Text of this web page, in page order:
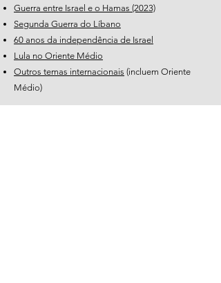
Guerra entre Israel e o Hamas (2023)
Segunda Guerra do Líbano
60 anos da independência de Israel
Lula no Oriente Médio
Outros temas internacionais (incluem Oriente
Médio)